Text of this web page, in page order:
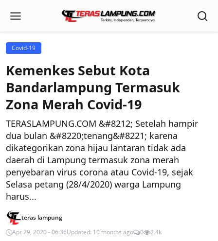
Covid-19
Kemenkes Sebut Kota
Bandarlampung Termasuk
Zona Merah Covid-19
TERASLAMPUNG.COM &#8212; Setelah hampir
dua bulan &#8220;tenang&#8221; karena
dikategorikan zona hijau lantaran tidak ada
daerah di Lampung termasuk zona merah
penyebaran virus corona atau Covid-19, sejak
Selasa petang (28/4/2020) warga Lampung
harus...
teras lampung
Apr 29, 2020 - 06:36Updated: 10 months ago 0 2.4k